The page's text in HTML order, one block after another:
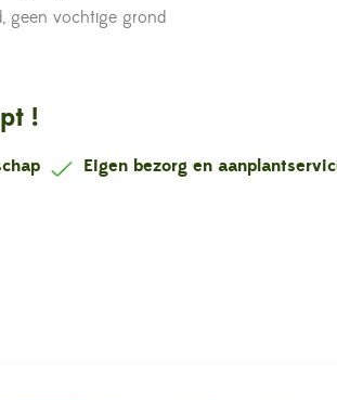
geen vochtige grond
!
Eigen bezorg en